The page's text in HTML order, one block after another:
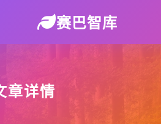
赛巴智库
章详情